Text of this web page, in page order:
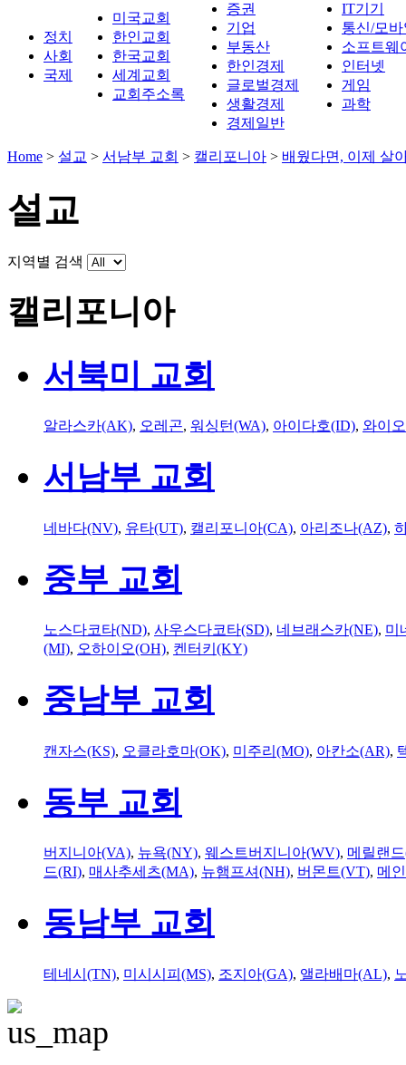
정치
사회
국제
미국교회
한인교회
한국교회
세계교회
교회주소록
증권
기업
부동산
한인경제
글로벌경제
생활경제
경제일반
IT기기
통신/모
소프트웨
인터넷
게임
과학
Home > 설교 > 서남부 교회 > 캘리포니아 > 배웠다면, 이제 살
설교
지역별 검색
캘리포니아
서북미 교회
알라스카(AK), 오레곤, 워싱턴(WA), 아이다호(ID), 와이
서남부 교회
네바다(NV), 유타(UT), 캘리포니아(CA), 아리조나(AZ),
중부 교회
노스다코타(ND), 사우스다코타(SD), 네브래스카(NE), 미
(MI), 오하이오(OH), 켄터키(KY)
중남부 교회
캔자스(KS), 오클라호마(OK), 미주리(MO), 아칸소(AR),
동부 교회
버지니아(VA), 뉴욕(NY), 웨스트버지니아(WV), 메릴랜
드(RI), 매사추세츠(MA), 뉴햄프셔(NH), 버몬트(VT), 메
동남부 교회
테네시(TN), 미시시피(MS), 조지아(GA), 앨라배마(AL),